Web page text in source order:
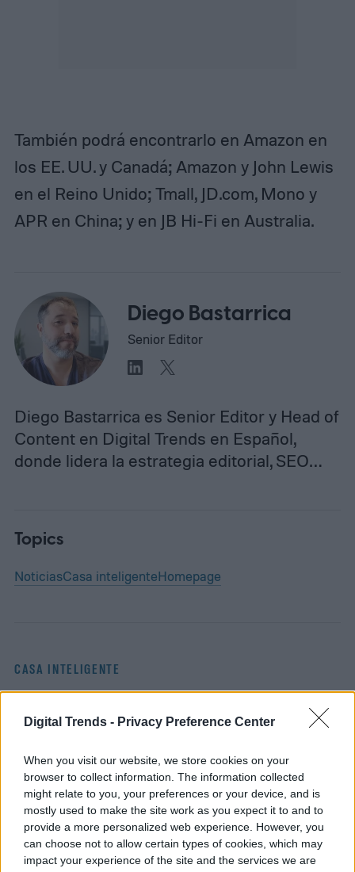
Digital Trends - Privacy Preference Center
When you visit our website, we store cookies on your
browser to collect information. The information collected
might relate to you, your preferences or your device, and is
mostly used to make the site work as you expect it to and to
provide a more personalized web experience. However, you
can choose not to allow certain types of cookies, which may
impact your experience of the site and the services we are
También podrá encontrarlo en Amazon en
los EE. UU. y Canadá; Amazon y John Lewis
en el Reino Unido; Tmall, JD.com, Mono y
APR en China; y en JB Hi-Fi en Australia.
Diego Bastarrica
Senior Editor
Diego Bastarrica es Senior Editor y Head of
Content en Digital Trends en Español,
donde lidera la estrategia editorial, SEO…
Topics
NoticiasCasa inteligenteHomepage
CASA INTELIGENTE
Marantz actualiza su
CINEMA Series 2 con un
DAC, Dirac Live, y un
mejor soporte